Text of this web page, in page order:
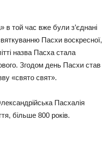
в той час вже були з’єднані
Пасхи воскресної,
назва Пасха стала
Згодом день Пасхи став
«свято свят».
Пасхалія
більше 800 років.